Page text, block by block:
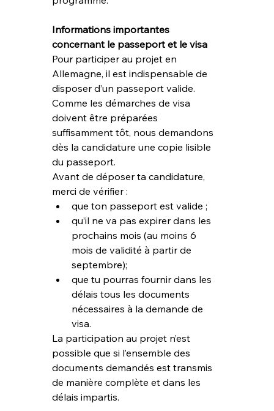
Informations importantes
concernant le passeport et le visa
Pour participer au projet en
Allemagne, il est indispensable de
disposer d’un passeport valide.
Comme les démarches de visa
doivent être préparées
suffisamment tôt, nous demandons
dès la candidature une copie lisible
du passeport.
Avant de déposer ta candidature,
merci de vérifier :
que ton passeport est valide ;
qu’il ne va pas expirer dans les
prochains mois (au moins 6
mois de validité à partir de
septembre);
que tu pourras fournir dans les
délais tous les documents
nécessaires à la demande de
visa.
La participation au projet n’est
possible que si l’ensemble des
documents demandés est transmis
de manière complète et dans les
délais impartis.